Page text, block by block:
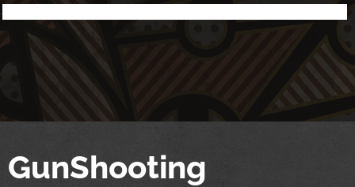
GunShooting